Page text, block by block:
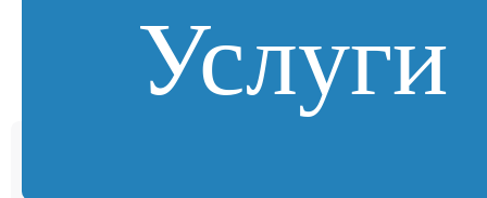
Услуги